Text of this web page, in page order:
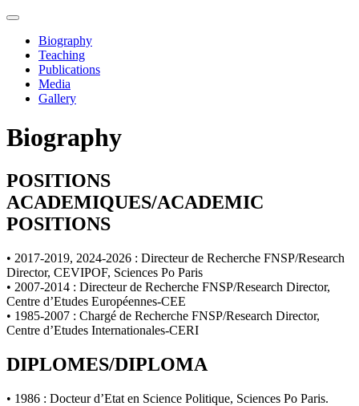
Biography
Teaching
Publications
Media
Gallery
Biography
POSITIONS
ACADEMIQUES/ACADEMIC
POSITIONS
• 2017-2019, 2024-2026 : Directeur de Recherche FNSP/Research
Director, CEVIPOF, Sciences Po Paris
• 2007-2014 : Directeur de Recherche FNSP/Research Director,
Centre d’Etudes Européennes-CEE
• 1985-2007 : Chargé de Recherche FNSP/Research Director,
Centre d’Etudes Internationales-CERI
DIPLOMES/DIPLOMA
• 1986 : Docteur d’Etat en Science Politique, Sciences Po Paris.